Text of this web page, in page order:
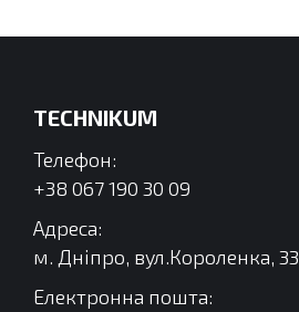
TECHNIKUM
Телефон:
+38 067 190 30 09
Адреса:
м. Дніпро, вул.Короленка, 33
Електронна пошта: